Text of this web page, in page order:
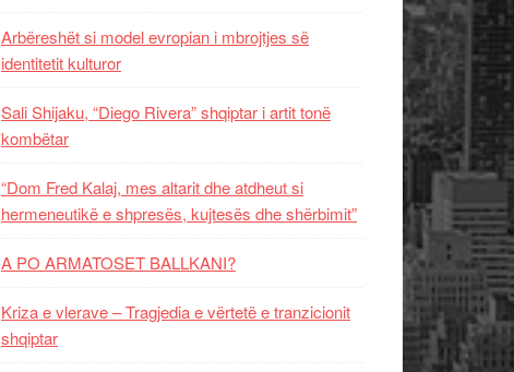
Arbëreshët si model evropian i mbrojtjes së
identitetit kulturor
Sali Shijaku, “Diego Rivera” shqiptar i artit tonë
kombëtar
“Dom Fred Kalaj, mes altarit dhe atdheut si
hermeneutikë e shpresës, kujtesës dhe shërbimit”
A PO ARMATOSET BALLKANI?
Kriza e vlerave – Tragjedia e vërtetë e tranzicionit
shqiptar